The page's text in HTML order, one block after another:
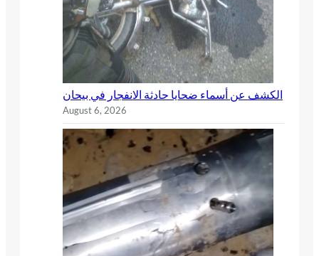
الكشف عن أسماء ضحايا حادثة الانفجار في بيحان
August 6, 2026